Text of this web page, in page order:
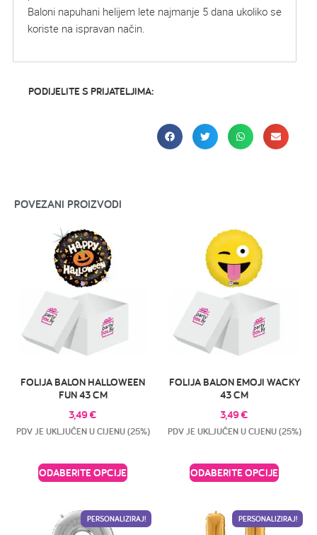
Baloni napuhani helijem lete najmanje 5 dana ukoliko se
koriste na ispravan način.
PODIJELITE S PRIJATELJIMA:
POVEZANI PROIZVODI
FOLIJA BALON HALLOWEEN
FUN 43 CM
3,49€
PDV JE UKLJUČEN U CIJENU (25%)
ODABERITE OPCIJE
FOLIJA BALON EMOJI WACKY
43 CM
3,49€
PDV JE UKLJUČEN U CIJENU (25%)
ODABERITE OPCIJE
PERSONALIZIRAJ! PERSONALIZIRAJ!